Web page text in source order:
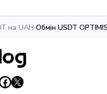
на UAH›Обмін USDT